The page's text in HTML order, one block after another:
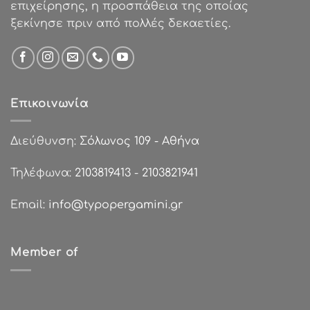
επιχείρησης, η προσπάθεια της οποίας
ξεκίνησε πριν από πολλές δεκαετίες.
Επικοινωνία
Διεύθυνση: Σόλωνος 109 - Αθήνα
Τηλέφωνα: 2103819413 - 2103821941
Email: info@typopergamini.gr
Member of